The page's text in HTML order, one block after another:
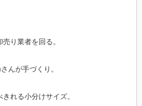
り業者を回る。
んが手づくり。
れる小分けサイズ。